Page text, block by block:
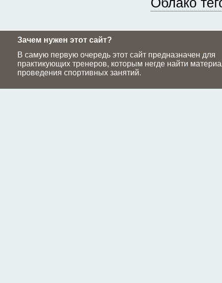
Зачем нужен этот сайт?
В самую первую очередь этот сайт предназначен для
практикующих тренеров, которым негде найти
проведения спортивных занятий.